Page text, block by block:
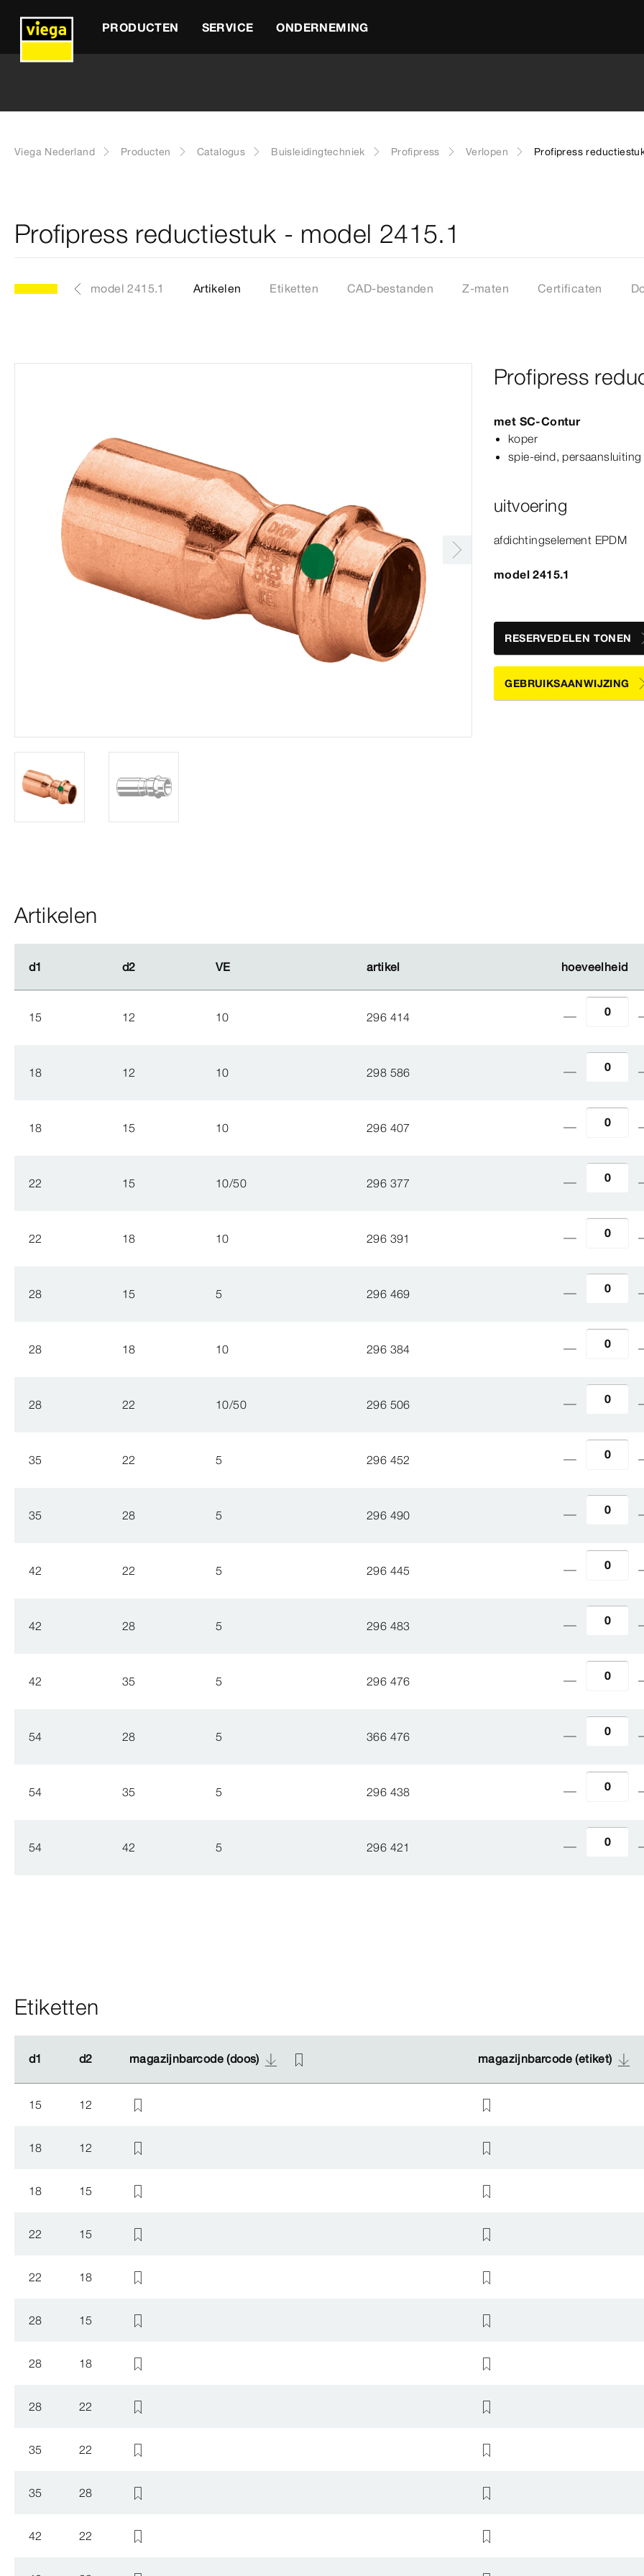
PRODUCTEN SERVICE ONDERNEMING
Viega Nederland Producten Catalogus Buisleidingtechniek Profipress Verlopen Profipress
Profipress reductiestuk - model 2415.1
model 2415.1 Artikelen Etiketten CAD-bestanden Z-maten Certificaten
Profipress
met SC‑Contur
koper
spie-​eind, persaansluiting
uitvoering
afdichtingselement EPDM
model 2415.1
RESERVEDELEN TONEN
GEBRUIKSAANWIJZING
Artikelen
d1 d2 VE artikel hoeveelheid
d1 d2 VE artikel hoeveelheid
15 12 10 296 414
18 12 10 298 586
18 15 10 296 407
22 15 10/50 296 377
22 18 10 296 391
28 15 5 296 469
28 18 10 296 384
28 22 10/50 296 506
35 22 5 296 452
35 28 5 296 490
42 22 5 296 445
42 28 5 296 483
42 35 5 296 476
54 28 5 366 476
54 35 5 296 438
54 42 5 296 421
Etiketten
d1 d2 magazijnbarcode (doos) magazijnbarcode (etiket)
d1 d2 magazijnbarcode (doos) magazijnbarcode (etiket)
15 12
18 12
18 15
22 15
22 18
28 15
28 18
28 22
35 22
35 28
42 22